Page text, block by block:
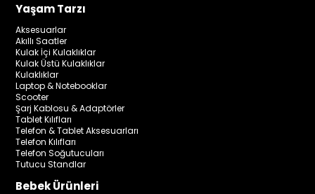
Yaşam Tarzı
Aksesuarlar
Akıllı Saatler
Kulak İçi Kulaklıklar
Kulak Üstü Kulaklıklar
Kulaklıklar
Laptop & Notebooklar
Scooter
Şarj Kablosu & Adaptörler
Tablet Kılıfları
Telefon & Tablet Aksesuarları
Telefon Kılıfları
Telefon Soğutucuları
Tutucu Standlar
Bebek Ürünleri